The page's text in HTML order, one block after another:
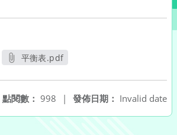
平衡表.pdf
發佈日期： Invalid date
點閱數： 998 |